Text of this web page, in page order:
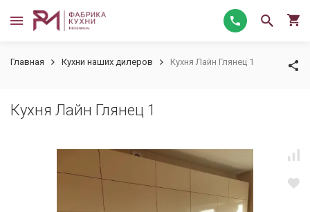
Главная Кухни наших дилеров Кухня Лайн Глянец 1
Кухня Лайн Глянец 1